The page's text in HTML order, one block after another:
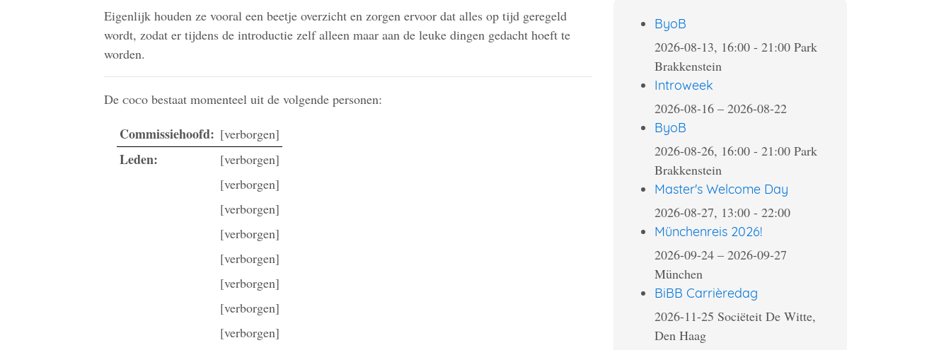
Eigenlijk houden ze vooral een beetje overzicht en zorgen ervoor dat alles op tijd geregeld
wordt, zodat er tijdens de introductie zelf alleen maar aan de leuke dingen gedacht hoeft te
worden.
De coco bestaat momenteel uit de volgende personen:
Commissiehoofd: [verborgen]
Leden:
[verborgen]
[verborgen]
[verborgen]
[verborgen]
[verborgen]
[verborgen]
[verborgen]
[verborgen]
ByoB
2026-08-13, 16:00 - 21:00 Park
Brakkenstein
Introweek
2026-08-16 – 2026-08-22
ByoB
2026-08-26, 16:00 - 21:00 Park
Brakkenstein
Master's Welcome Day
2026-08-27, 13:00 - 22:00
Münchenreis 2026!
2026-09-24 – 2026-09-27
München
BiBB Carrièredag
2026-11-25 Sociëteit De Witte,
Den Haag